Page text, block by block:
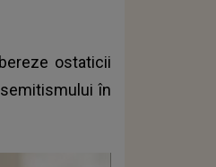
ostaticii
în